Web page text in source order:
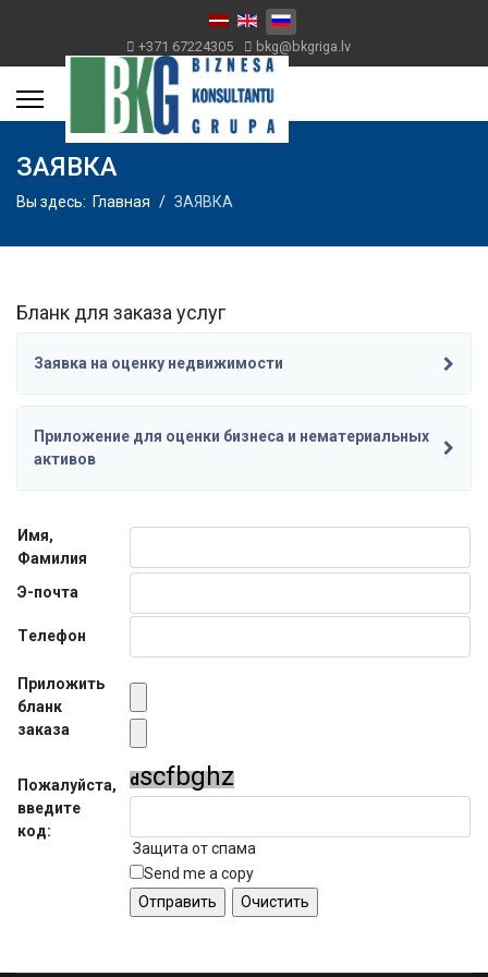
+371 67224305 bkg@bkgriga.lv
ЗАЯВКА
Вы здесь: Главная ЗАЯВКА
Бланк для заказа услуг
Заявка на оценку недвижимости
Приложение для оценки бизнеса и нематериальных
активов
Имя,
Фамилия
Э-почта
Tелефон
Приложить
бланк
заказа
Пожалуйста,
введите
код:
dscfbghz
Защита от спама
Send me a copy